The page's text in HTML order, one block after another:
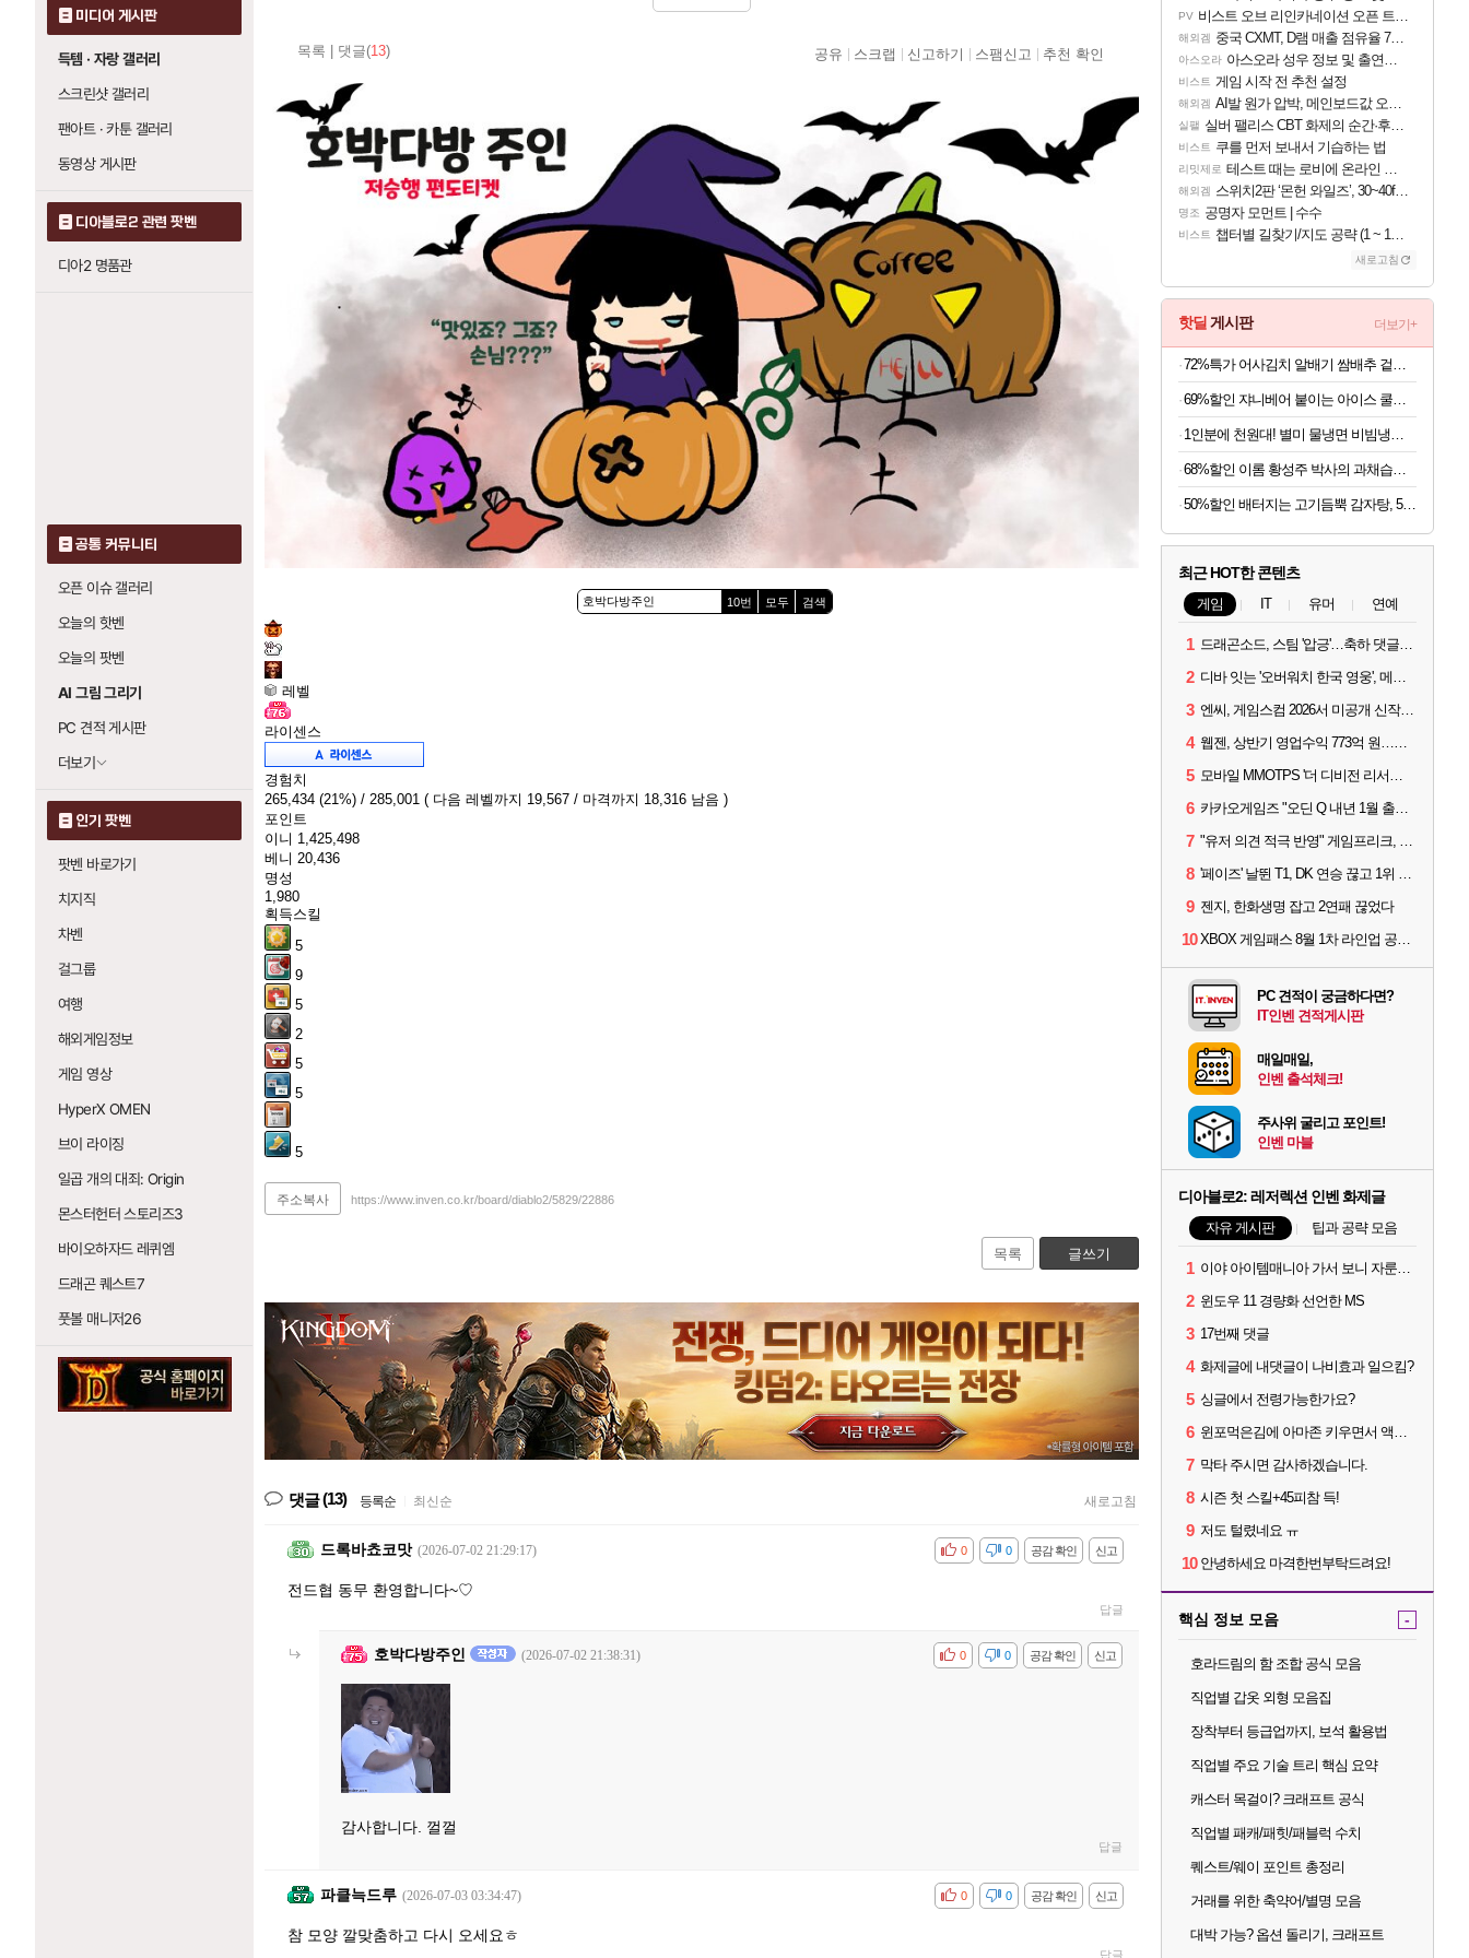
미디어 게시판
득템 · 자랑 갤러리
스크린샷 갤러리
팬아트 · 카툰 갤러리
동영상 게시판
디아블로2 관련 팟벤
디아2 명품관
공통 커뮤니티
오픈 이슈 갤러리
오늘의 핫벤
오늘의 팟벤
AI 그림 그리기
PC 견적 게시판
더보기
인기 팟벤
팟벤 바로가기
치지직
차벤
걸그룹
여행
해외게임정보
게임 영상
HyperX OMEN
브이 라이징
일곱 개의 대죄: Origin
몬스터헌터 스토리즈3
바이오하자드 레퀴엠
드래곤 퀘스트7
풋볼 매니저26
목록 댓글(13) 공유 스크랩 신고하기 스팸신고 추천 확인
10번 모두 검색
레벨
라이센스
경험치
265,434 (21%) / 285,001 ( 다음 레벨까지 19,567 / 마격까지 18,316 남음 )
포인트
이니 1,425,498
베니 20,436
명성
1,980
획득스킬
5
9
5
2
5
5
5
주소복사 https://www.inven.co.kr/board/diablo2/5829/22886
목록 글쓰기
댓글(13) 등록순 최신순 새로고침
드록바쵸코맛 (2026-07-02 21:29:17) 신고
공감 확인
비공감 0
0
전드협 동무 환영합니다~♡
답글
호박다방주인 (2026-07-02 21:38:31) 신고
공감 확인
비공감 0
0
감사합니다. 껄껄
답글
파클늑드루 (2026-07-03 03:34:47) 신고
공감 확인
비공감 0
0
참 모양 깔맞춤하고 다시 오세요ㅎ
답글
PV 비스트 오브 리인카네이션 오픈 트레일러
해외겜 중국 CXMT, D램 매출 점유율 7%…글로벌 4위로 부상
아스오라 아스오라 성우 정보 및 출연작 모음
비스트 게임 시작 전 추천 설정
해외겜 AI발 원가 압박, 메인보드값 오르나
실팰 실버 팰리스 CBT 화제의 순간·후기 모음
비스트 쿠를 먼저 보내서 기습하는 법
리밋제로 테스트 때는 로비에 온라인 기능이 있는데
해외겜 스위치2판 ‘몬헌 와일즈’, 30~40fps 목표 추정
명조 공명자 모먼트 | 수수
비스트 챕터별 길찾기/지도 공략 (1 ~ 12장)
새로고침
핫딜 게시판 더보기+
50%할인 배터지는 고기듬뿍 감자탕, 5kg, 1개
최근 HOT한 콘텐츠
게임 IT 유머 연예
1 드래곤소드, 스팀 '압긍'…축하 댓글 달고 게임 코드 받자!
2 디바 잇는 '오버워치 한국 영웅', 메카 파일럿 디몬 나온다
3 엔씨, 게임스컴 2026서 미공개 신작 최초 공개
4 웹젠, 상반기 영업수익 773억 원…순이익 89% 증가
5 모바일 MMOTPS '더 디비전 리서전스', 6일 스팀에도 출시
6 카카오게임즈 "오딘 Q 내년 1월 출시, 연기는 없다"
7 "유저 의견 적극 반영" 게임프리크, 비스트 오브 리인카네이션 개선 나선다
8 '페이즈' 날뛴 T1, DK 연승 끊고 1위 지켜
9 젠지, 한화생명 잡고 2연패 끊었다
10 XBOX 게임패스 8월 1차 라인업 공개... '비스트 오브 리인카네이션' 즉시 합류
PC 견적이 궁금하다면?
IT인벤 견적게시판
매일매일,
인벤 출석체크!
주사위 굴리고 포인트!
인벤 마블
디아블로2: 레저렉션 인벤 화제글
자유 게시판 팁과 공략 모음
1 이야 아이템매니아 가서 보니 자룬이 뭐 3~4000원 하네요?
2 윈도우 11 경량화 선언한 MS
3 17번째 댓글
4 화제글에 내댓글이 나비효과 일으킴?
5 싱글에서 전령가능한가요?
6 윈포먹은김에 아마존 키우면서 액트미는데 자룬이?
7 막타 주시면 감사하겠습니다.
8 시즌 첫 스킬+45피참 득!
9 저도 털렸네요 ㅠ
10 안녕하세요 마격한번부탁드려요!
핵심 정보 모음 -
호라드림의 함 조합 공식 모음
직업별 갑옷 외형 모음집
장착부터 등급업까지, 보석 활용법
직업별 주요 기술 트리 핵심 요약
캐스터 목걸이? 크래프트 공식
직업별 패캐/패힛/패블럭 수치
퀘스트/웨이 포인트 총정리
거래를 위한 축약어/별명 모음
대박 가능? 옵션 돌리기, 크래프트